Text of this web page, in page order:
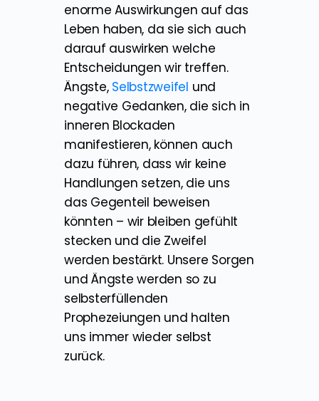
enorme Auswirkungen auf das
Leben haben, da sie sich auch
darauf auswirken welche
Entscheidungen wir treffen.
Ängste, Selbstzweifel und
negative Gedanken, die sich in
inneren Blockaden
manifestieren, können auch
dazu führen, dass wir keine
Handlungen setzen, die uns
das Gegenteil beweisen
könnten – wir bleiben gefühlt
stecken und die Zweifel
werden bestärkt. Unsere Sorgen
und Ängste werden so zu
selbsterfüllenden
Prophezeiungen und halten
uns immer wieder selbst
zurück.